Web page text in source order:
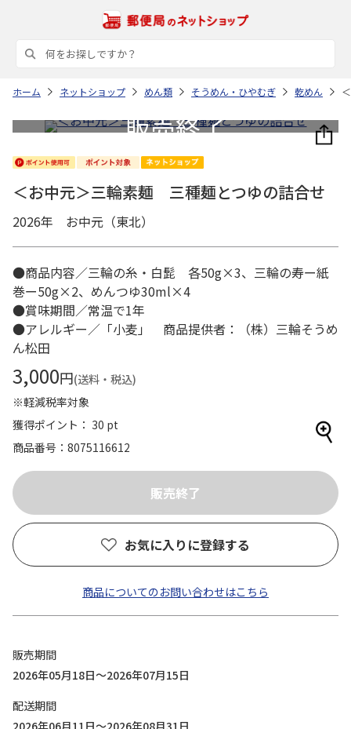
ホーム ネットショップ めん類 そうめん・ひやむぎ 乾めん
＜お中元＞三輪素麺 三種麺とつゆの詰合せ
2026年 お中元（東北）
●商品内容／三輪の糸・白髭 各50g×3、三輪の寿ー紙
巻ー50g×2、めんつゆ30ml×4
●賞味期間／常温で1年
●アレルギー／「小麦」 商品提供者：（株）三輪そうめ
ん松田
3,000円(送料・税込)
※軽減税率対象
獲得ポイント： 30 pt
商品番号
8075116612
お気に入りに登録する
商品についてのお問い合わせはこちら
販売期間
2026年05月18日～2026年07月15日
配送期間
2026年06月11日～2026年08月31日